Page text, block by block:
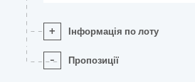
+ Інформація по лоту
- Пропозиції